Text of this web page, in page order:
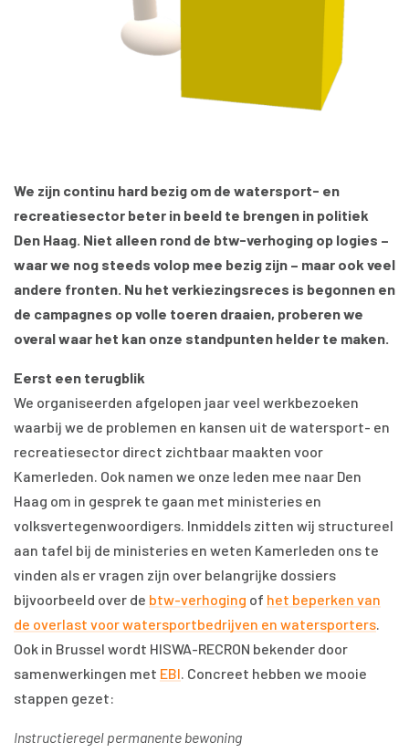
We zijn continu hard bezig om de watersport- en
recreatiesector beter in beeld te brengen in politiek
Den Haag. Niet alleen rond de btw-verhoging op logies –
waar we nog steeds volop mee bezig zijn – maar ook veel
andere fronten. Nu het verkiezingsreces is begonnen en
de campagnes op volle toeren draaien, proberen we
overal waar het kan onze standpunten helder te maken.
Eerst een terugblik
We organiseerden afgelopen jaar veel werkbezoeken
waarbij we de problemen en kansen uit de watersport- en
recreatiesector direct zichtbaar maakten voor
Kamerleden. Ook namen we onze leden mee naar Den
Haag om in gesprek te gaan met ministeries en
volksvertegenwoordigers. Inmiddels zitten wij structureel
aan tafel bij de ministeries en weten Kamerleden ons te
vinden als er vragen zijn over belangrijke dossiers
bijvoorbeeld over de btw-verhoging of het beperken van
de overlast voor watersportbedrijven en watersporters
Ook in Brussel wordt HISWA-RECRON bekender door
samenwerkingen met EBI . Concreet hebben we mooie
stappen gezet:
Instructieregel permanente bewoning